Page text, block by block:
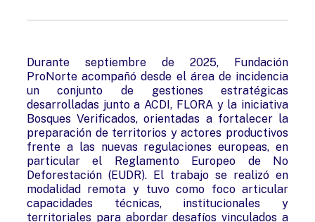
Durante septiembre de 2025, Fundación
ProNorte acompañó desde el área de incidencia
un conjunto de gestiones estratégicas
desarrolladas junto a ACDI, FLORA y la iniciativa
Bosques Verificados, orientadas a fortalecer la
preparación de territorios y actores productivos
frente a las nuevas regulaciones europeas, en
particular el Reglamento Europeo de No
Deforestación (EUDR). El trabajo se realizó en
modalidad remota y tuvo como foco articular
capacidades técnicas, institucionales y
territoriales para abordar desafíos vinculados a